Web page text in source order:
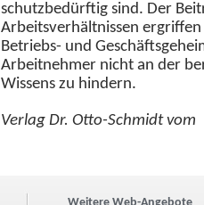
schutzbedürftig sind. Der
Arbeitsverhältnissen
Betriebs- und
Arbeitnehmer nicht an der
Wissens zu hindern.
Verlag Dr. Otto-Schmidt vom